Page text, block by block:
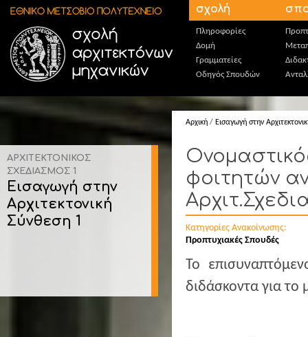
Παράκαμψη προς το κυρίως περιεχόμενο σχολή
Πληροφορίες
Δομή
Γραμματείες
Οδηγός Σπουδών
ΑΡΧΙΤΕΚΤΟΝΙΚΟΣ
ΣΧΕΔΙΑΣΜΟΣ 1
Εισαγωγή στην
Αρχιτεκτονική
Σύνθεση 1
Αρχική / Εισαγωγή στην
φοιτητών
Κατηγορίες Ανακοίνωσης:
Προπτυχιακές Σπουδές
Το
διδάσκοντα για το